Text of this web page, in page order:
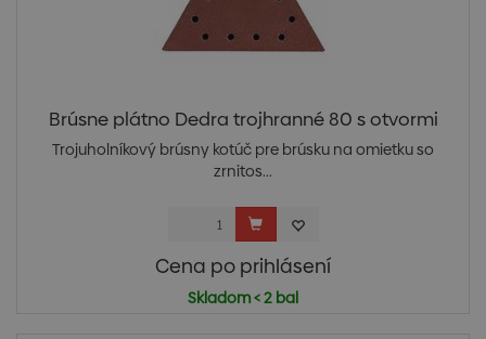
Brúsne plátno Dedra trojhranné 80 s otvormi
Trojuholníkový brúsny kotúč pre brúsku na omietku so
zrnitos...
Cena po prihlásení
Skladom < 2 bal